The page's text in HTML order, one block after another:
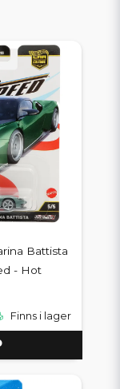
Battista
- Hot
Finns i lager